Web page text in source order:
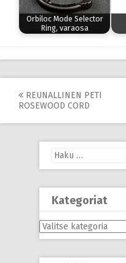
Orbiloc Mode Selector
Ring, varaosa
Post
REUNALLINEN PETI
ROSEWOOD CORD
Haku:
Kategoriat
Kategoriat